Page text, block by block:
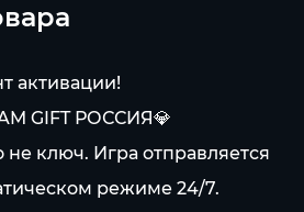
активации!
GIFT РОССИЯ💎
не ключ. Игра отправляется
режиме 24/7.